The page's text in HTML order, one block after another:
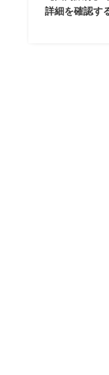
詳細を確認す